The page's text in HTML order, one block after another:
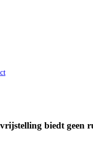
biedt geen